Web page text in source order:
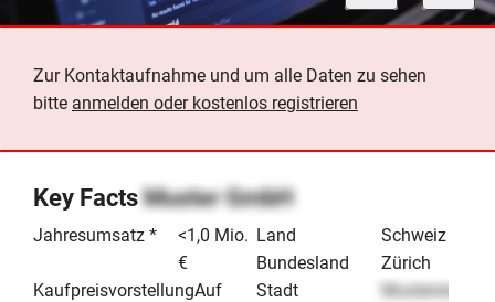
Zur Kontaktaufnahme und um alle Daten zu sehen
bitte anmelden oder kostenlos registrieren
Key FactsMuster GmbH
Jahresumsatz *
<1,0 Mio.
€
KaufpreisvorstellungAuf
Land
Schweiz
Bundesland
Zürich
Stadt
Musterstadt